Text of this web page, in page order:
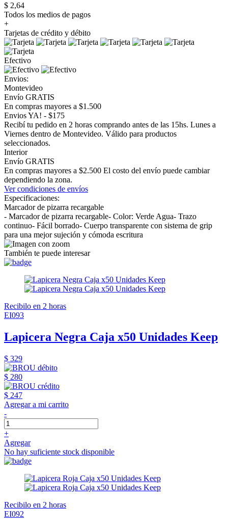
$ 2,64
Todos los medios de pagos
+
Tarjetas de crédito y débito
Efectivo
Envios:
Montevideo
Envío GRATIS
En compras mayores a $1.500
Envios YA! - $175
Recibí tu pedido en 2 horas comprando antes de las 15hs. Lunes a
Viernes dentro de Montevideo. Válido para productos
seleccionados.
Interior
Envío GRATIS
En compras mayores a $2.500 El costo del envío puede cambiar
dependiendo la zona.
Ver condiciones de envíos
Especificaciones:
Marcador de pizarra recargable
- Marcador de pizarra recargable- Color: Verde Agua- Trazo
continuo- Fácil borrado- Cuerpo transparente con sistema de grip
para una mejor sujeción y cómoda escritura
También te puede interesar
Recibilo en 2 horas
EI093
Lapicera Negra Caja x50 Unidades Keep
$ 329
$ 280
$ 247
Agregar a mi carrito
-
+
Agregar
No hay suficiente stock disponible
Recibilo en 2 horas
EI092